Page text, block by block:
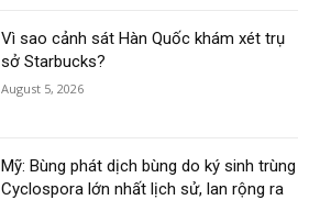
Vì sao cảnh sát Hàn Quốc khám xét trụ
sở Starbucks?
August 5, 2026
Mỹ: Bùng phát dịch bùng do ký sinh trùng
Cyclospora lớn nhất lịch sử, lan rộng ra